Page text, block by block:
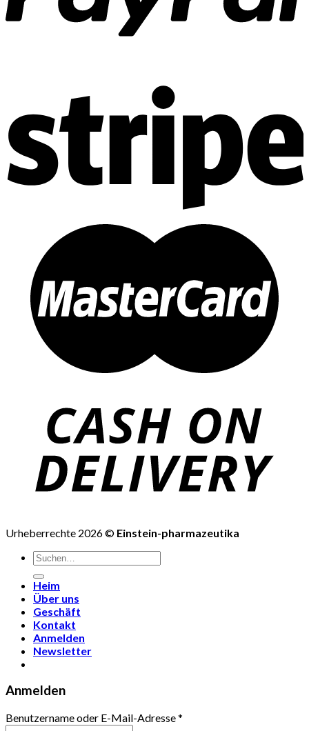
Urheberrechte 2026 © Einstein-pharmazeutika
Suchen
nach:
Heim
Über uns
Geschäft
Kontakt
Anmelden
Newsletter
Anmelden
Benutzername oder E-Mail-Adresse*